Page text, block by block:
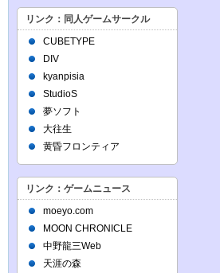
リンク：同人ゲームサークル
CUBETYPE
DIV
kyanpisia
StudioS
夢ソフト
大往生
黄昏フロンティア
リンク：ゲームニュース
moeyo.com
MOON CHRONICLE
中野龍三Web
天涯の森